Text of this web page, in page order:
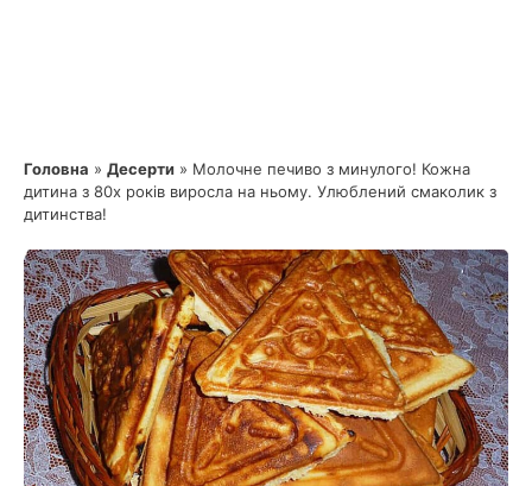
Головна » Десерти » Молочне печиво з минулого! Кожна
дитина з 80х років виросла на ньому. Улюблений смаколик з
дитинства!